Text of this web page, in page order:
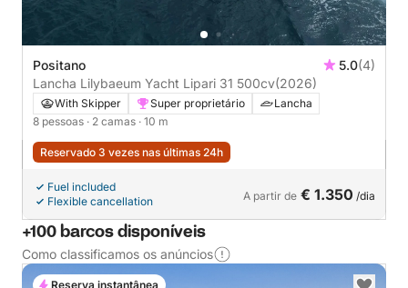
Positano 5.0(4)
Lancha Lilybaeum Yacht Lipari 31 500cv(2026)
With Skipper Super proprietário
Lancha
8 pessoas · 2 camas · 10 m
Reservado 3 vezes nas últimas 24h
Fuel included
Flexible cancellation
A partir de € 1.350 /dia
+100 barcos disponíveis
Como classificamos os anúncios
Reserva instantânea